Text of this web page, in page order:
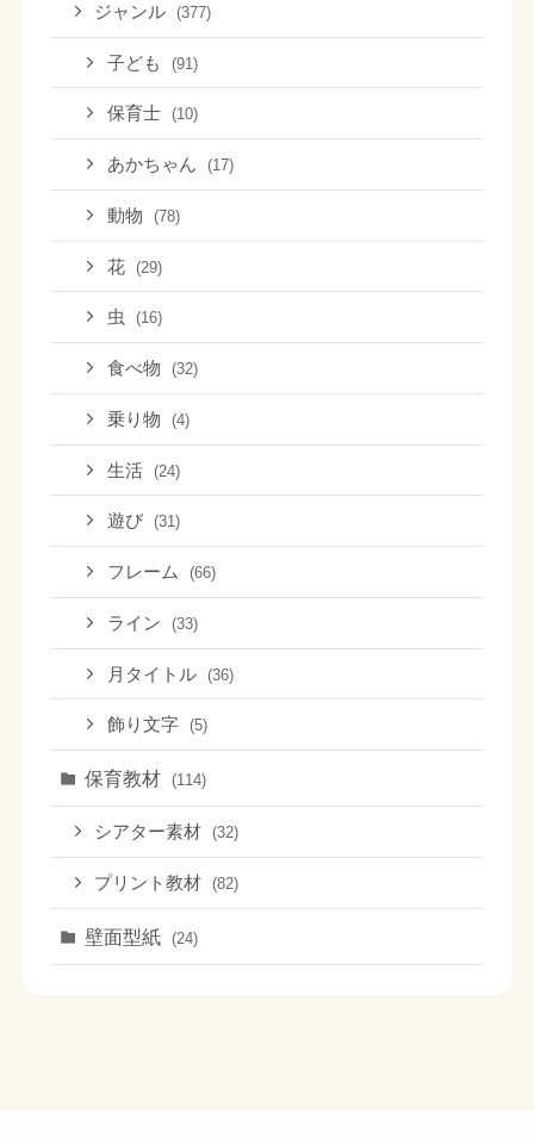
ジャンル (377)
子ども (91)
保育士 (10)
あかちゃん (17)
動物 (78)
花 (29)
虫 (16)
食べ物 (32)
乗り物 (4)
生活 (24)
遊び (31)
フレーム (66)
ライン (33)
月タイトル (36)
飾り文字 (5)
保育教材 (114)
シアター素材 (32)
プリント教材 (82)
壁面型紙 (24)